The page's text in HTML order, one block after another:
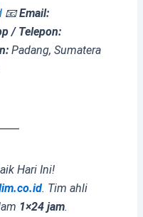
📧Email:
/ Telepon:
Padang, Sumatera
Hari Ini!
. Tim ahli
1×24 jam.